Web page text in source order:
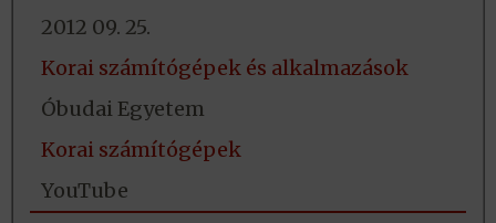
2012 09. 25.
Korai számítógépek és alkalmazások
Óbudai Egyetem
Korai számítógépek
YouTube